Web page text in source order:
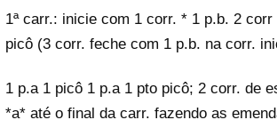
1ª carr.: inicie com 1 corr. * 1 p.b. 2 corr
picô (3 corr. feche com 1 p.b. na corr.
1 p.a 1 picô 1 p.a 1 pto picô; 2 corr. de
*a* até o final da carr. fazendo as